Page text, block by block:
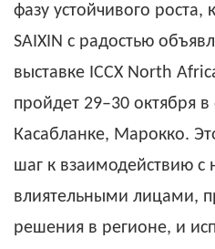
фазу устойчивого роста,
SAIXIN с радостью
выставке ICCX North
пройдет 29–30 октября
Касабланке, Марокко.
шаг к взаимодействию с
влиятельными лицами,
решения в регионе, и